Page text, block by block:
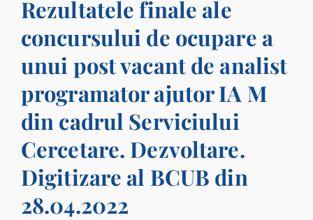
Servicii
Contact
Biblioteca digitală
Rezultatele finale ale
concursului de ocupare a
unui post vacant de analist
programator ajutor IA M
din cadrul Serviciului
Cercetare. Dezvoltare.
Digitizare al BCUB din
28.04.2022